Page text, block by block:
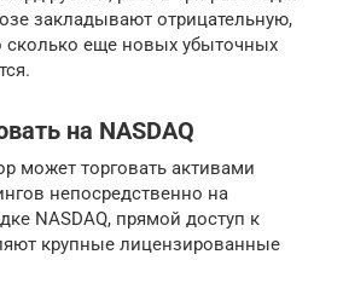
закладывают отрицательную,
сколько еще новых убыточных
на NASDAQ
может торговать активами
непосредственно на
NASDAQ, прямой доступ к
крупные лицензированные